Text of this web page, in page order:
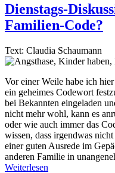
Dienstags-
Familien-Code?
Text: Claudia Schaumann
Vor einer Weile habe ich
ein geheimes Codewort
bei Bekannten eingeladen
nicht mehr wohl, kann es
oder wie auch immer das
wissen, dass irgendwas
einer guten Ausrede im
anderen Familie in
Weiterlesen